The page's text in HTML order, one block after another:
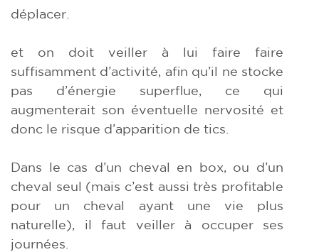
déplacer.
et on doit veiller à lui faire faire
suffisamment d’activité, afin qu’il ne stocke
pas d’énergie superflue, ce qui
augmenterait son éventuelle nervosité et
donc le risque d’apparition de tics.
Dans le cas d’un cheval en box, ou d’un
cheval seul (mais c’est aussi très profitable
pour un cheval ayant une vie plus
naturelle), il faut veiller à occuper ses
journées.